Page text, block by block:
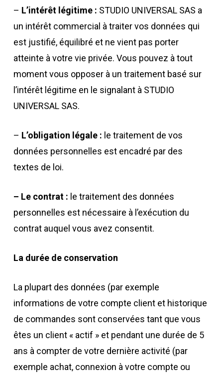
– L’intérêt légitime : STUDIO UNIVERSAL SAS a
un intérêt commercial à traiter vos données qui
est justifié, équilibré et ne vient pas porter
atteinte à votre vie privée. Vous pouvez à tout
moment vous opposer à un traitement basé sur
l’intérêt légitime en le signalant à STUDIO
UNIVERSAL SAS.
– L’obligation légale : le traitement de vos
données personnelles est encadré par des
textes de loi.
– Le contrat : le traitement des données
personnelles est nécessaire à l’exécution du
contrat auquel vous avez consentit.
La durée de conservation
La plupart des données (par exemple
informations de votre compte client et historique
de commandes sont conservées tant que vous
êtes un client « actif » et pendant une durée de 5
ans à compter de votre dernière activité (par
exemple achat, connexion à votre compte ou